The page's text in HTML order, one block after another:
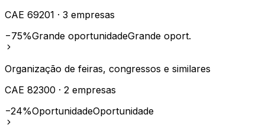
CAE 69201 · 3 empresas
−75%Grande oportunidadeGrande oport.
Organização de feiras, congressos e similares
CAE 82300 · 2 empresas
−24%OportunidadeOportunidade